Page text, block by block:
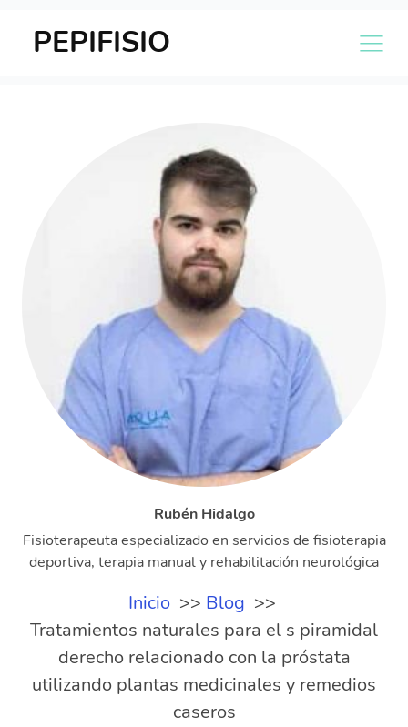
PEPIFISIO
Rubén Hidalgo
Fisioterapeuta especializado en servicios de fisioterapia
deportiva, terapia manual y rehabilitación neurológica
Inicio
Blog
Tratamientos naturales para el s piramidal
derecho relacionado con la próstata
utilizando plantas medicinales y remedios
caseros